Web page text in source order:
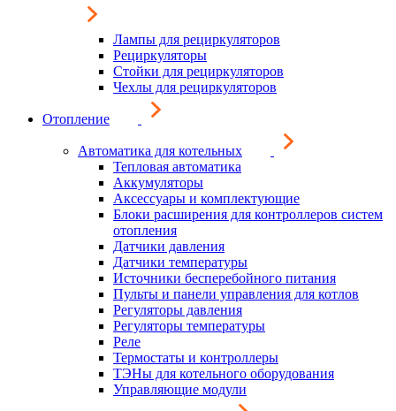
Лампы для рециркуляторов
Рециркуляторы
Стойки для рециркуляторов
Чехлы для рециркуляторов
Отопление
Автоматика для котельных
Тепловая автоматика
Аккумуляторы
Аксессуары и комплектующие
Блоки расширения для контроллеров систем
отопления
Датчики давления
Датчики температуры
Источники бесперебойного питания
Пульты и панели управления для котлов
Регуляторы давления
Регуляторы температуры
Реле
Термостаты и контроллеры
ТЭНы для котельного оборудования
Управляющие модули